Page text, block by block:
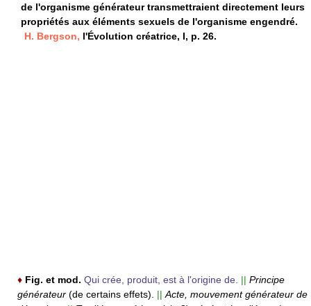
de l'organisme générateur transmettraient directement leurs
propriétés aux éléments sexuels de l'organisme engendré.
H. Bergson, l'Évolution créatrice, I, p. 26.
♦ Fig. et mod. Qui crée, produit, est à l'origine de. || Principe
générateur (de certains effets). || Acte, mouvement générateur de